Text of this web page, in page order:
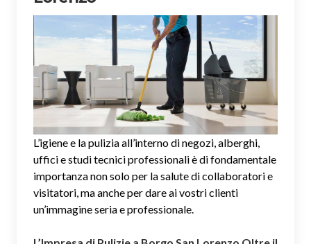
L’igiene e la pulizia all’interno di negozi, alberghi,
uffici e studi tecnici professionali è di fondamentale
importanza non solo per la salute di collaboratori e
visitatori, ma anche per dare ai vostri clienti
un’immagine seria e professionale.